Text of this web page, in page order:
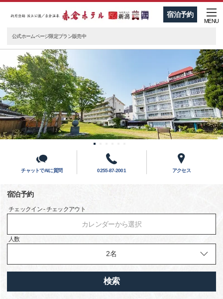
宿泊予約
MENU
公式ホームページ限定プラン販売中
チャットでAIに質問 0255-87-2001 アクセス
宿泊予約
チェックイン - チェックアウト
カレンダーから選択
人数
検索